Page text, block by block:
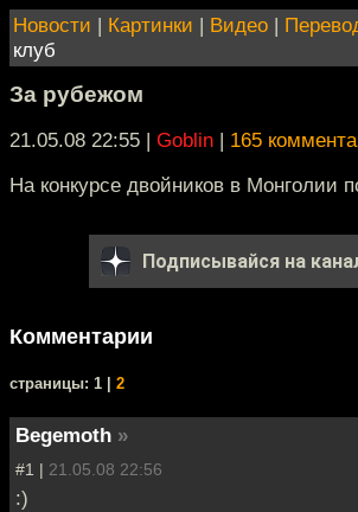
Новости | Картинки | Видео |
клуб
За рубежом
21.05.08 22:55 | Goblin | 165
На конкурсе двойников в Монголии
Подписывайся на
Комментарии
cтраницы: 1 | 2
Begemoth »
#1 | 21.05.08 22:56
:)